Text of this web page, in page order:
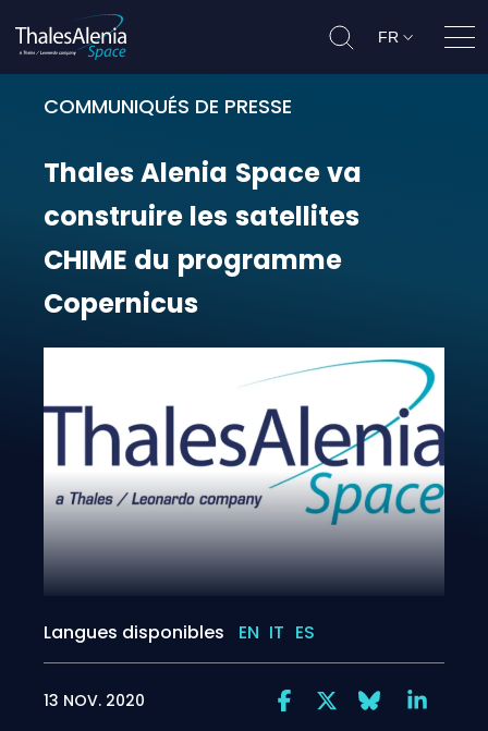
FR
COMMUNIQUÉS DE PRESSE
Thales Alenia Space va
ThalesAlenia Spaceva
construire les satellites
CHIME du programme
Copernicus
Langues disponibles EN IT ES
13 NOV. 2020